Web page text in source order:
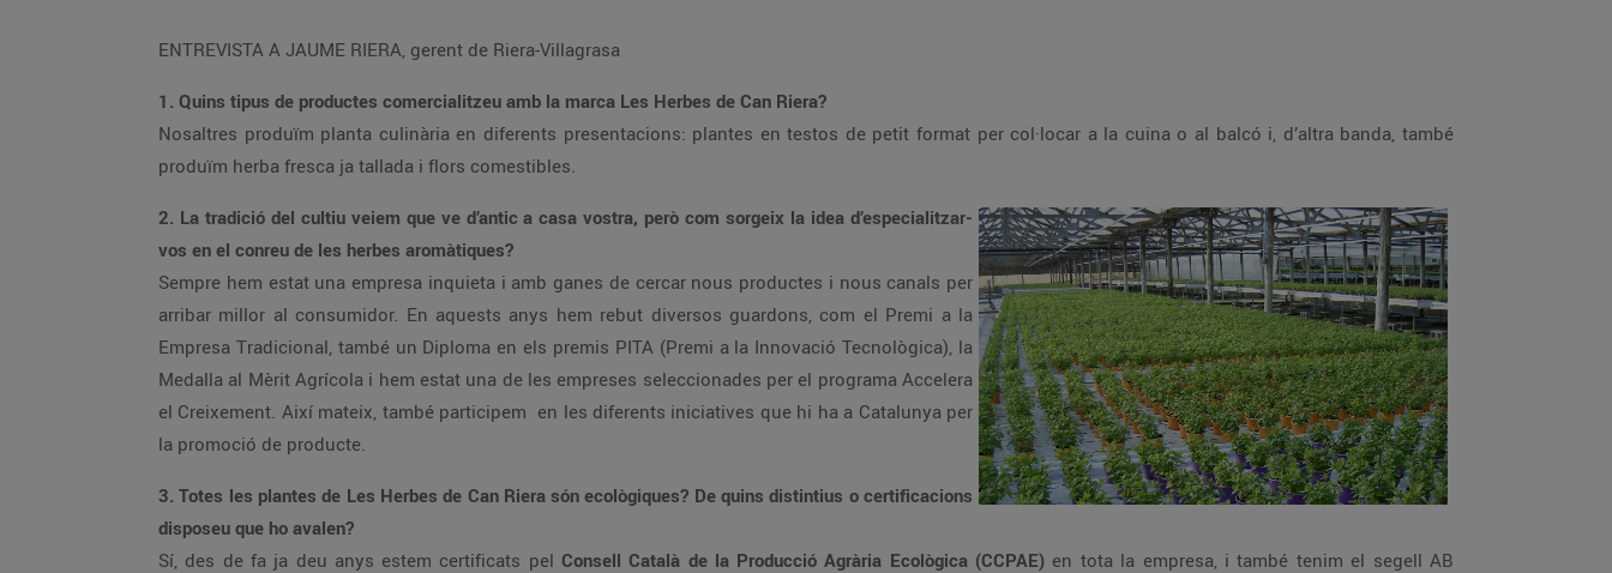
ENTREVISTA A JAUME RIERA, gerent de Riera-Villagrasa
1. Quins tipus de productes comercialitzeu amb la marca Les Herbes de Can Riera?
Nosaltres produïm planta culinària en diferents presentacions: plantes en testos de petit format per col·locar a la cuina o al balcó i, d’altra banda, també
produïm herba fresca ja tallada i flors comestibles.
2. La tradició del cultiu veiem que ve d’antic a casa vostra, però com sorgeix la idea d’especialitzar-
vos en el conreu de les herbes aromàtiques?
Sempre hem estat una empresa inquieta i amb ganes de cercar nous productes i nous canals per
arribar millor al consumidor. En aquests anys hem rebut diversos guardons, com el Premi a la
Empresa Tradicional, també un Diploma en els premis PITA (Premi a la Innovació Tecnològica), la
Medalla al Mèrit Agrícola i hem estat una de les empreses seleccionades per el programa Accelera
el Creixement. Així mateix, també participem en les diferents iniciatives que hi ha a Catalunya per
la promoció de producte.
3. Totes les plantes de Les Herbes de Can Riera són ecològiques? De quins distintius o certificacions
disposeu que ho avalen?
Sí, des de fa ja deu anys estem certificats pel Consell Català de la Producció Agrària Ecològica (CCPAE) en tota la empresa, i també tenim el segell AB